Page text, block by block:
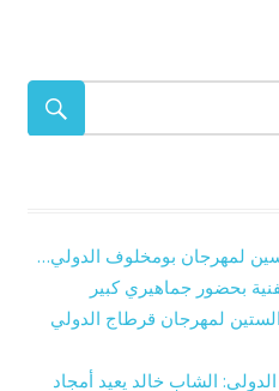
لمهرجان بومخلوف الدولي…
بحضور جماهيري كبير
لمهرجان قرطاج الدولي
الدولي: الشاب خالد يعيد أمجاد